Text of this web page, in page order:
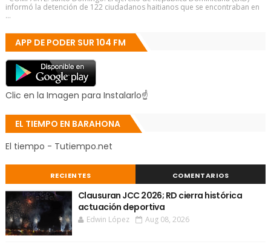
informó la detención de 122 ciudadanos haitianos que se encontraban en
...
APP DE PODER SUR 104 FM
Clic en la Imagen para Instalarlo☝
EL TIEMPO EN BARAHONA
El tiempo - Tutiempo.net
RECIENTES COMENTARIOS
Clausuran JCC 2026; RD cierra histórica
actuación deportiva
Edwin López Aug 08, 2026